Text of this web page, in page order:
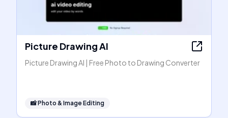
Picture Drawing AI
Picture Drawing AI | Free Photo to Drawing Converter
📸Photo & Image Editing